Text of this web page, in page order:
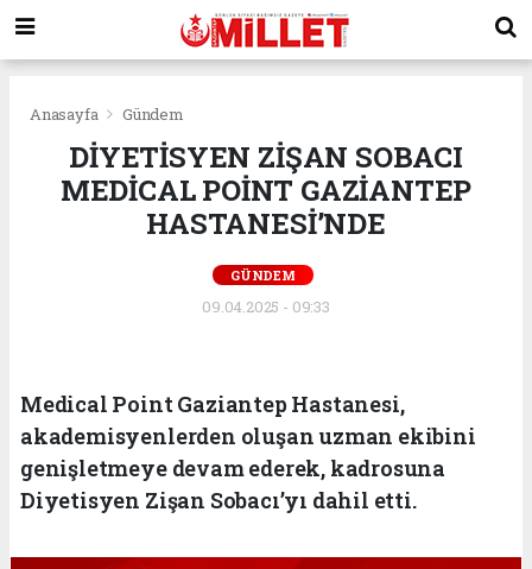
Anasayfa Gündem
DİYETİSYEN ZİŞAN SOBACI
MEDİCAL POİNT GAZİANTEP
HASTANESİ’NDE
GÜNDEM
09.04.2025 - 09:33
Medical Point Gaziantep Hastanesi,
akademisyenlerden oluşan uzman ekibini
genişletmeye devam ederek, kadrosuna
Diyetisyen Zişan Sobacı’yı dahil etti.